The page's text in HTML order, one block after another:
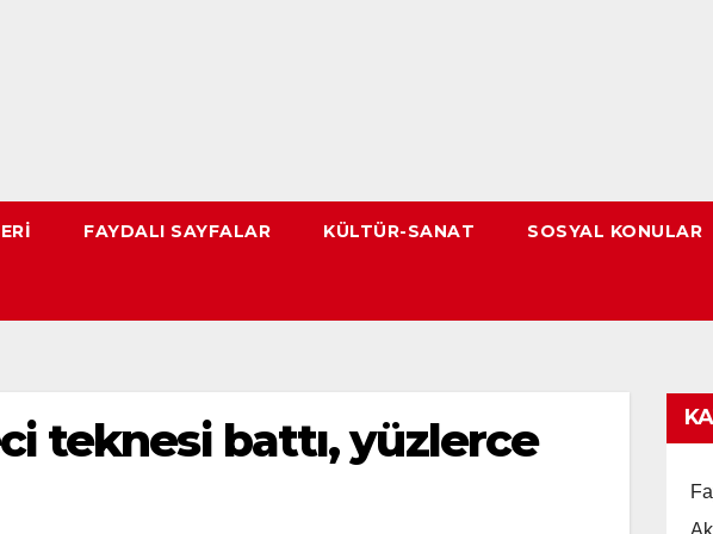
FAYDALI SAYFALAR KÜLTÜR-SANAT SOSYAL KONULAR
teknesi battı, yüzlerce